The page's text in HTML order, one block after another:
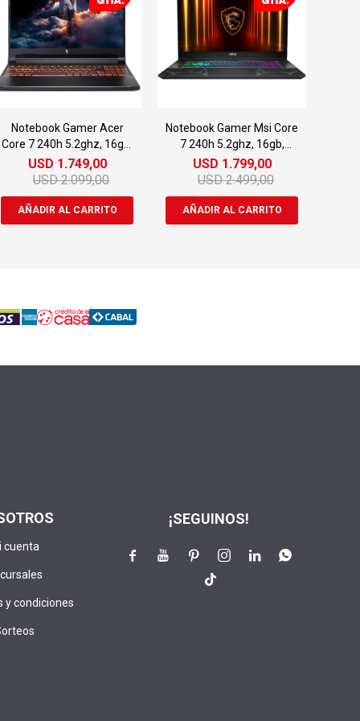
Notebook Gamer Acer
Core 7 240h 5.2ghz, 16gb,
512gb Ssd, 16" Fhd+
180hz, Rtx 5050 8gb
USD 1.749,00
USD 2.099,00
Notebook Gamer Msi Core
7 240h 5.2ghz, 16gb,
512gb Ssd, 15.6" Fhd, Rtx
5060 8gb
USD 1.799,00
USD 2.499,00
cuenta
y condiciones
¡SEGUINOS!
    

